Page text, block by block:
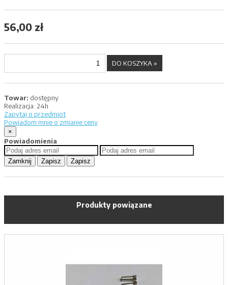
56,00 zł
Towar: dostępny
Realizacja: 24h
Zapytaj o przedmiot
Powiadom mnie o zmianie ceny
×
Powiadomienia
Zamknij Zapisz Zapisz
Produkty powiązane